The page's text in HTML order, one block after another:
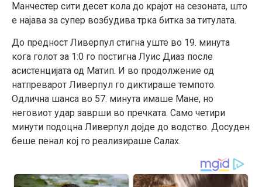
Манчестер сити десет кола до крајот на сезоната, што
е најава за супер возбудива трка битка за титулата.
До предност Ливерпул стигна уште во 19. минута
кога голот за 1:0 го постигна Луис Диаз после
асистенцијата од Матип. И во продолжение од
натпреварот Ливерпул го диктираше темпото.
Одлична шанса во 57. минута имаше Мане, но
неговиот удар заврши во пречката. Само четири
минути подоцна Ливерпул дојде до водство. Досуден
беше пенал кој го реализираше Салах.